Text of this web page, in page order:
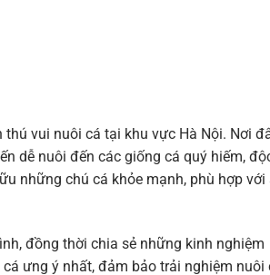
vui nuôi cá tại khu vực Hà Nội. Nơi
dễ nuôi đến các giống cá quý hiếm,
những chú cá khỏe mạnh, phù hợp với
đồng thời chia sẻ những kinh nghiệm
ưng ý nhất, đảm bảo trải nghiệm nuôi